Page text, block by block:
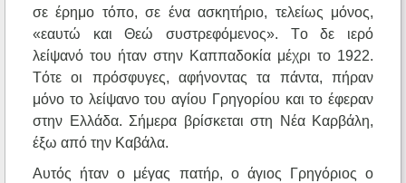
σε έρημο τόπο, σε ένα ασκητήριο, τελείως μόνος,
«εαυτώ και Θεώ συστρεφόμενος». Tο δε ιερό
λείψανό του ήταν στην Kαππαδοκία μέχρι το 1922.
Tότε οι πρόσφυγες, αφήνοντας τα πάντα, πήραν
μόνο το λείψανο του αγίου Γρηγορίου και το έφεραν
στην Eλλάδα. Σήμερα βρίσκεται στη Nέα Kαρβάλη,
έξω από την Kαβάλα.
Aυτός ήταν ο μέγας πατήρ, ο άγιος Γρηγόριος ο